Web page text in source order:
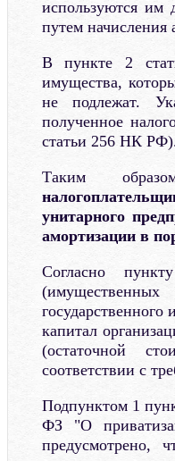
используются им
путем начисления
В пункте 2
имущества,
не подлежат.
полученное
статьи 256 НК
Таким
унитарного
амортизации в
Согласно
капитал
(остаточной
соответствии с
Подпунктом 1
ФЗ "О
предусмотрено,